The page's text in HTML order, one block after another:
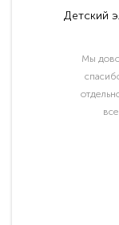
Детский
Мы